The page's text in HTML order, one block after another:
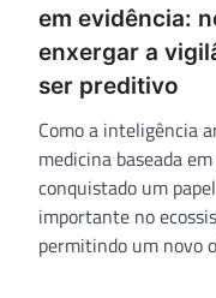
em evidência:
enxergar a
ser preditivo
Como a inteligência
medicina baseada
conquistado um
importante no
permitindo um novo